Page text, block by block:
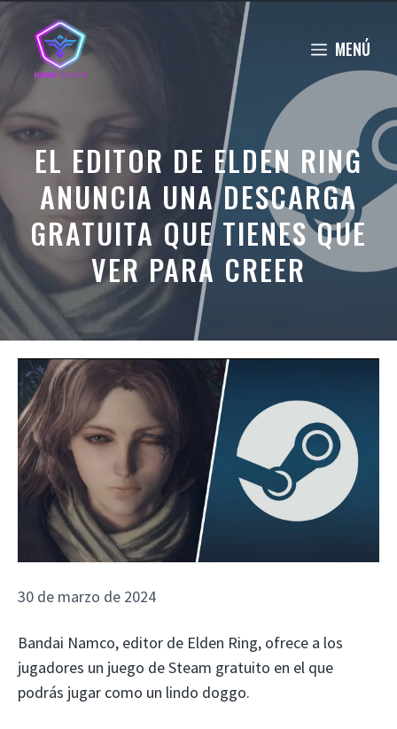
Saltar
contenido
MENÚ
EL EDITOR DE ELDEN RING
ANUNCIA UNA DESCARGA
GRATUITA QUE TIENES QUE
VER PARA CREER
30 de marzo de 2024
Bandai Namco, editor de Elden Ring, ofrece a los
jugadores un juego de Steam gratuito en el que
podrás jugar como un lindo doggo.